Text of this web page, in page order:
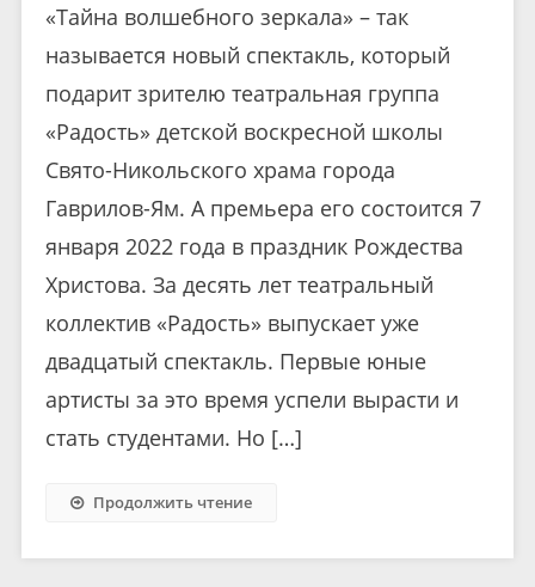
«Тайна волшебного зеркала» – так
называется новый спектакль, который
подарит зрителю театральная группа
«Радость» детской воскресной школы
Свято-Никольского храма города
Гаврилов-Ям. А премьера его состоится 7
января 2022 года в праздник Рождества
Христова. За десять лет театральный
коллектив «Радость» выпускает уже
двадцатый спектакль. Первые юные
артисты за это время успели вырасти и
стать студентами. Но […]
Продолжить чтение